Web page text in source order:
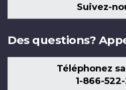
Suivez-
Des questions?
Téléphonez
1-866-